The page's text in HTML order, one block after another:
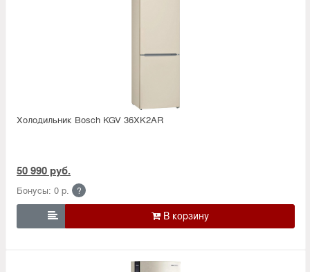
Холодильник Bosсh KGV 36XK2AR
50 990 руб.
Бонусы: 0 р. ?
